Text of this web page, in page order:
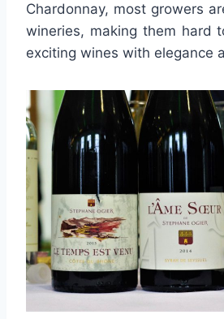
Chardonnay, most growers
wineries, making them hard
exciting wines with elegance